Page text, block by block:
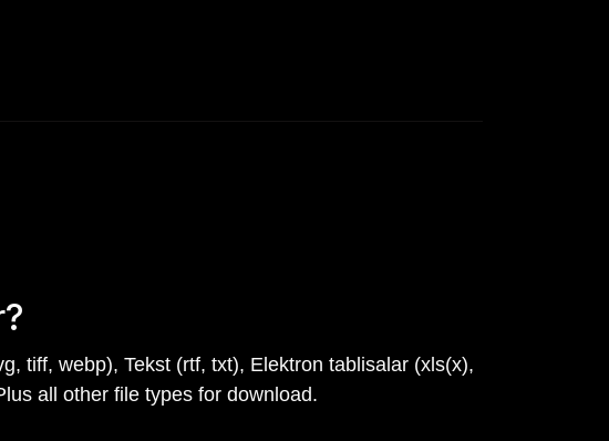
tiff, webp), Tekst (rtf, txt), Elektron tablisalar (xls(x),
all other file types for download.